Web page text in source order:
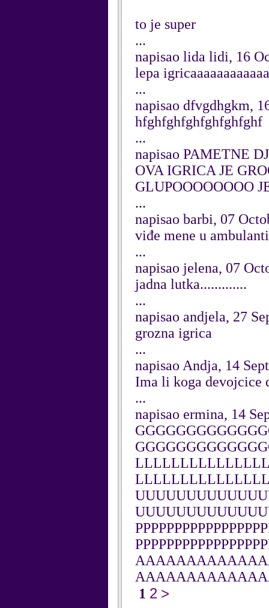
to je super
...
napisao lida lidi, 16
lepa
...
napisao dfvgdhgkm,
hfghfghfghfghfghfghf
...
napisao PAMETNE
OVA IGRICA JE
GLUPOOOOOOOO
...
napisao barbi, 07
viđe mene u
...
napisao jelena, 07
jadna lutka.............
...
napisao andjela, 27
grozna igrica
...
napisao Andja, 14
Ima li koga devojcice
...
napisao ermina, 14
1 2 >